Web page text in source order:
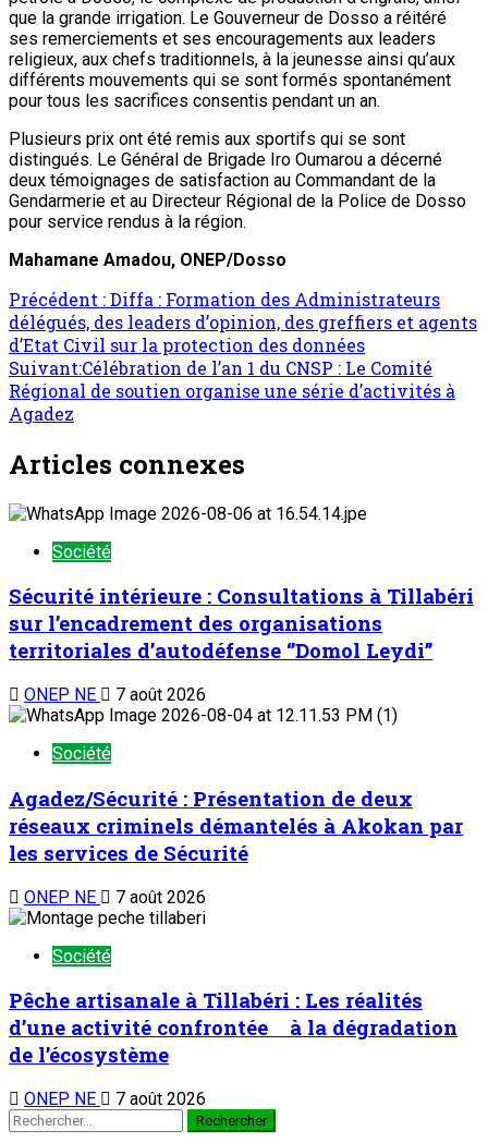
que la grande irrigation. Le Gouverneur de Dosso a réitéré
ses remerciements et ses encouragements aux leaders
religieux, aux chefs traditionnels, à la jeunesse ainsi qu’aux
différents mouvements qui se sont formés spontanément
pour tous les sacrifices consentis pendant un an.
Plusieurs prix ont été remis aux sportifs qui se sont
distingués. Le Général de Brigade Iro Oumarou a décerné
deux témoignages de satisfaction au Commandant de la
Gendarmerie et au Directeur Régional de la Police de Dosso
pour service rendus à la région.
Mahamane Amadou, ONEP/Dosso
Précédent :Diffa : Formation des Administrateurs
délégués, des leaders d’opinion, des greffiers et agents
d’Etat Civil sur la protection des données
Suivant:Célébration de l’an 1 du CNSP : Le Comité
Régional de soutien organise une série d’activités à
Agadez
Articles connexes
Société
Sécurité intérieure : Consultations à Tillabéri
sur l’encadrement des organisations
territoriales d’autodéfense ‘’Domol Leydi’’
ONEP NE 7 août 2026
Société
Agadez/Sécurité : Présentation de deux
réseaux criminels démantelés à Akokan par
les services de Sécurité
ONEP NE 7 août 2026
Société
Pêche artisanale à Tillabéri : Les réalités
d’une activité confrontée à la dégradation
de l’écosystème
ONEP NE 7 août 2026